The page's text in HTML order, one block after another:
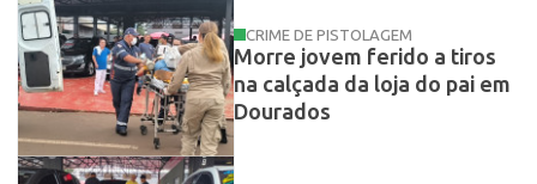
CRIME DE PISTOLAGEM
Morre jovem ferido a tiros
na calçada da loja do pai em
Dourados